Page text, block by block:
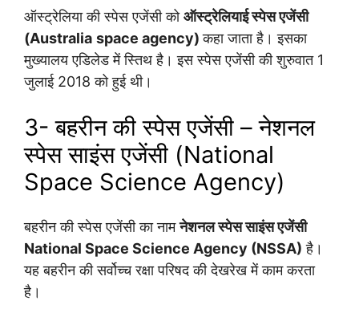
ऑस्ट्रेलिया की स्पेस एजेंसी कोऑस्ट्रेलियाई स्पेस एजेंसी
(Australia space agency)कहा जाता है। इसका
मुख्यालय एडिलेड में स्तिथ है। इस स्पेस एजेंसी की शुरुवात 1
जुलाई 2018 को हुई थी।
3- बहरीन की स्पेस एजेंसी – नेशनल
स्पेस साइंस एजेंसी (National
Space Science Agency)
बहरीन की स्पेस एजेंसी का नामनेशनल स्पेस साइंस एजेंसी
National Space Science Agency (NSSA) है।
यह बहरीन की सर्वोच्च रक्षा परिषद की देखरेख में काम करता
है।